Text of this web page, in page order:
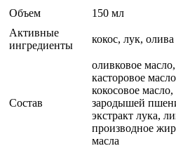
Объем
150 мл
Активные
ингредиенты
кокос, лук, олива
Состав
оливковое
касторовое
кокосовое
зародышей
экстракт лука,
производное
масла